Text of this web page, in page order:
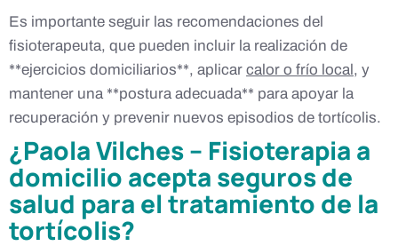
Es importante seguir las recomendaciones del
fisioterapeuta, que pueden incluir la realización de
**ejercicios domiciliarios**, aplicar calor o frío local, y
mantener una **postura adecuada** para apoyar la
recuperación y prevenir nuevos episodios de tortícolis.
¿Paola Vilches – Fisioterapia a
domicilio acepta seguros de
salud para el tratamiento de la
tortícolis?